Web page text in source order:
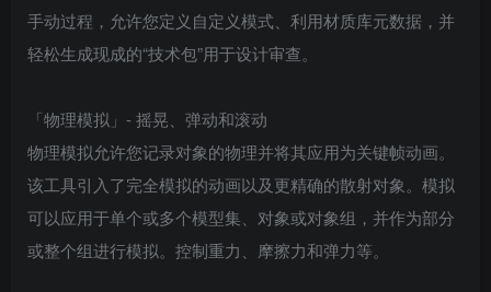
手动过程，允许您定义自定义模式、利用材质库元数据，并
轻松生成现成的“技术包”用于设计审查。
「物理模拟」- 摇晃、弹动和滚动
物理模拟允许您记录对象的物理并将其应用为关键帧动画。
该工具引入了完全模拟的动画以及更精确的散射对象。模拟
可以应用于单个或多个模型集、对象或对象组，并作为部分
或整个组进行模拟。控制重力、摩擦力和弹力等。